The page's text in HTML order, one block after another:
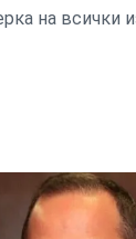
на всички